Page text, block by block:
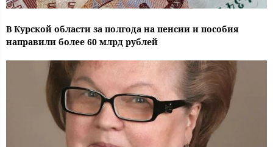
В Курской области за полгода на пенсии и пособия
направили более 60 млрд рублей